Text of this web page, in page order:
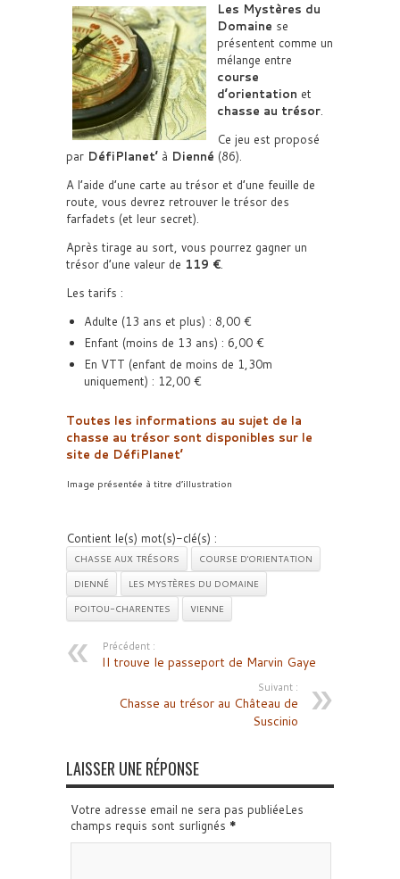
Les Mystères du
Domaine se
présentent comme un
mélange entre
course
d’orientation et
chasse au trésor.
Ce jeu est proposé
par DéfiPlanet’ à Dienné (86).
A l’aide d’une carte au trésor et d’une feuille de
route, vous devrez retrouver le trésor des
farfadets (et leur secret).
Après tirage au sort, vous pourrez gagner un
trésor d’une valeur de 119 €.
Les tarifs :
Adulte (13 ans et plus) : 8,00 €
Enfant (moins de 13 ans) : 6,00 €
En VTT (enfant de moins de 1,30m
uniquement) : 12,00 €
Toutes les informations au sujet de la
chasse au trésor sont disponibles sur le
site de DéfiPlanet’
Image présentée à titre d’illustration
Contient le(s) mot(s)-clé(s) :
CHASSE AUX TRÉSORS
COURSE D'ORIENTATION
DIENNÉ
LES MYSTÈRES DU DOMAINE
POITOU-CHARENTES
VIENNE
Précédent :
Il trouve le passeport de Marvin Gaye
Suivant :
Chasse au trésor au Château de
Suscinio
LAISSER UNE RÉPONSE
Votre adresse email ne sera pas publiéeLes
champs requis sont surlignés *